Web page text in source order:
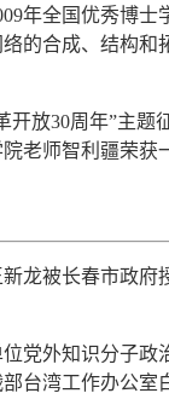
年全国优秀博
的合成、结构
开放30周年”主
老师智利疆荣获
龙被长春市政府
党外知识分子
台湾工作办公